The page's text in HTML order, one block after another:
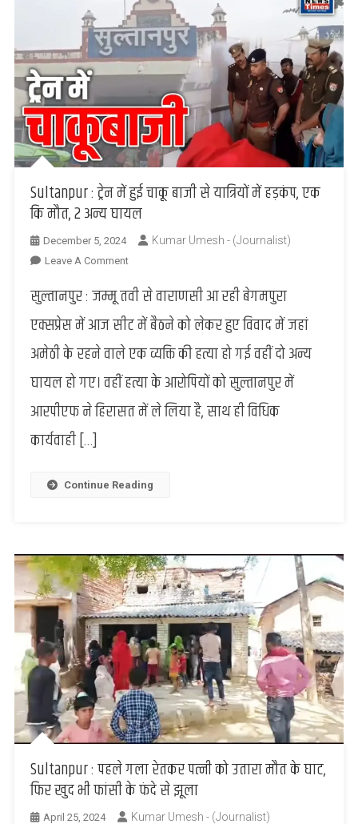
Sultanpur : ट्रेन में हुई चाकू बाजी से यात्रियों में हड़कंप, एक
कि मौत, 2 अन्य घायल
December 5, 2024 Kumar Umesh - (Journalist)
Leave A CommentOn
:
ट्रेन
में
हुई
बाजी
से
एक
अन्य
घायल
सुल्तानपुर : जम्मू तवी से वाराणसी आ रही बेगमपुरा
एक्सप्रेस में आज सीट में बैठने को लेकर हुए विवाद में जहां
अमेठी के रहने वाले एक व्यक्ति की हत्या हो गई वहीं दो अन्य
घायल हो गए। वहीं हत्या के आरोपियों को सुल्तानपुर में
आरपीएफ ने हिरासत में ले लिया है, साथ ही विधिक
कार्यवाही […]
Continue Reading
Sultanpur : पहले गला रेतकर पत्नी को उतारा मौत के घाट,
फिर खुद भी फांसी के फंदे से झूला
April 25, 2024 Kumar Umesh - (Journalist)